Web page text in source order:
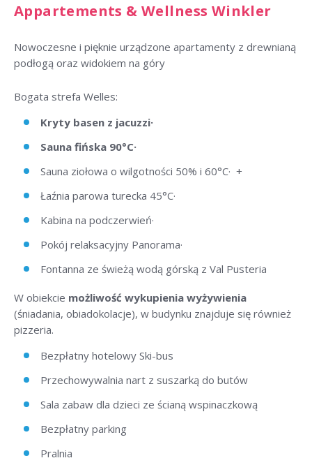
Appartements & Wellness Winkler
Nowoczesne i pięknie urządzone apartamenty z drewnianą
podłogą oraz widokiem na góry
Bogata strefa Welles:
Kryty basen z jacuzzi·
Sauna fińska 90°C·
Sauna ziołowa o wilgotności 50% i 60°C· +
Łaźnia parowa turecka 45°C·
Kabina na podczerwień·
Pokój relaksacyjny Panorama·
Fontanna ze świeżą wodą górską z Val Pusteria
W obiekcie możliwość wykupienia wyżywienia
(śniadania, obiadokolacje), w budynku znajduje się również
pizzeria.
Bezpłatny hotelowy Ski-bus
Przechowywalnia nart z suszarką do butów
Sala zabaw dla dzieci ze ścianą wspinaczkową
Bezpłatny parking
Pralnia